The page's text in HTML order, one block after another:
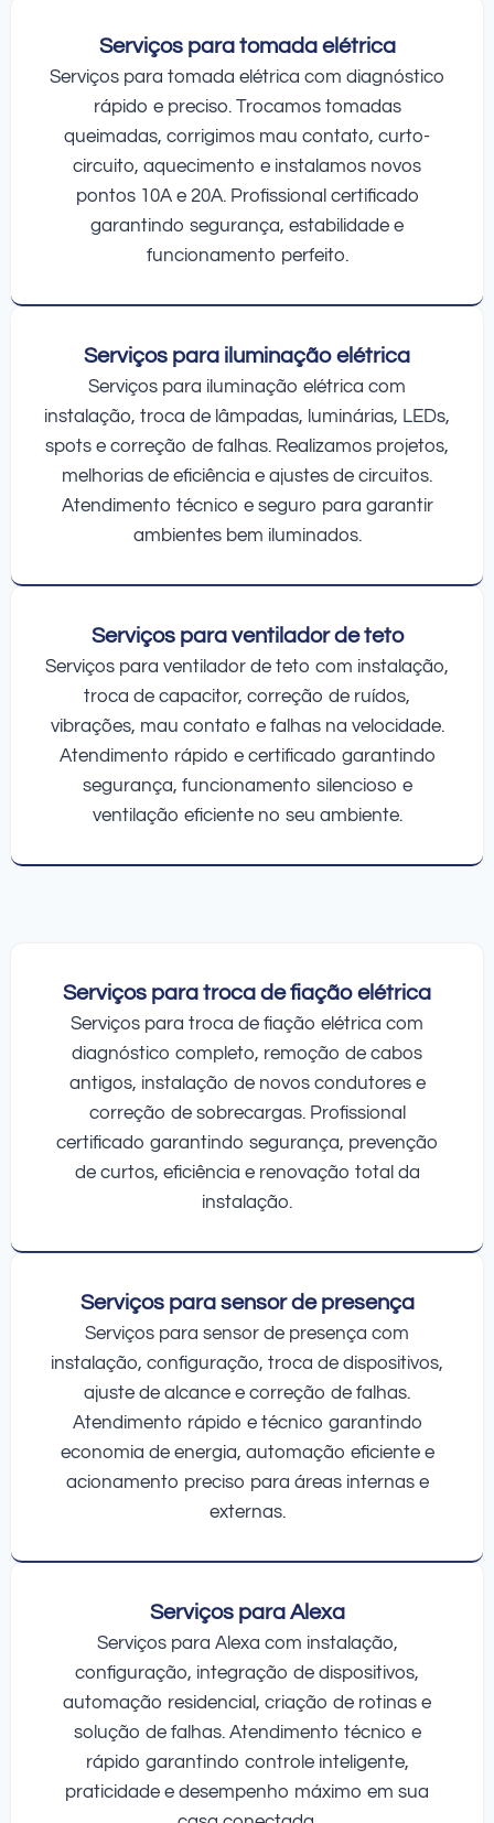
Serviços para tomada elétrica
Serviços para tomada elétrica com diagnóstico
rápido e preciso. Trocamos tomadas
queimadas, corrigimos mau contato, curto-
circuito, aquecimento e instalamos novos
pontos 10A e 20A. Profissional certificado
garantindo segurança, estabilidade e
funcionamento perfeito.
Serviços para iluminação elétrica
Serviços para iluminação elétrica com
instalação, troca de lâmpadas, luminárias, LEDs,
spots e correção de falhas. Realizamos projetos,
melhorias de eficiência e ajustes de circuitos.
Atendimento técnico e seguro para garantir
ambientes bem iluminados.
Serviços para ventilador de teto
Serviços para ventilador de teto com instalação,
troca de capacitor, correção de ruídos,
vibrações, mau contato e falhas na velocidade.
Atendimento rápido e certificado garantindo
segurança, funcionamento silencioso e
ventilação eficiente no seu ambiente.
Serviços para troca de fiação elétrica
Serviços para troca de fiação elétrica com
diagnóstico completo, remoção de cabos
antigos, instalação de novos condutores e
correção de sobrecargas. Profissional
certificado garantindo segurança, prevenção
de curtos, eficiência e renovação total da
instalação.
Serviços para sensor de presença
Serviços para sensor de presença com
instalação, configuração, troca de dispositivos,
ajuste de alcance e correção de falhas.
Atendimento rápido e técnico garantindo
economia de energia, automação eficiente e
acionamento preciso para áreas internas e
externas.
Serviços para Alexa
Serviços para Alexa com instalação,
configuração, integração de dispositivos,
automação residencial, criação de rotinas e
solução de falhas. Atendimento técnico e
rápido garantindo controle inteligente,
praticidade e desempenho máximo em sua